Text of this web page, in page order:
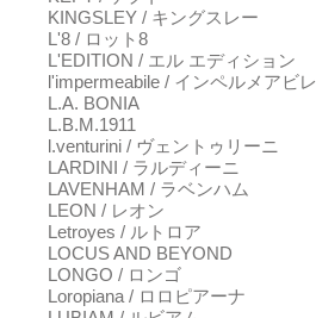
KINGSLEY / キングスレー
L'8 / ロット8
L'EDITION / エル エディション
l'impermeabile / インペルメアビレ
L.A. BONIA
L.B.M.1911
l.venturini / ヴェントゥリーニ
LARDINI / ラルディーニ
LAVENHAM / ラベンハム
LEON / レオン
Letroyes / ルトロア
LOCUS AND BEYOND
LONGO / ロンゴ
Loropiana / ロロピアーナ